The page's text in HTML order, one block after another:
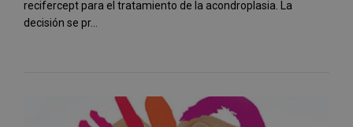
recifercept para el tratamiento de la acondroplasia. La
decisión se pr...